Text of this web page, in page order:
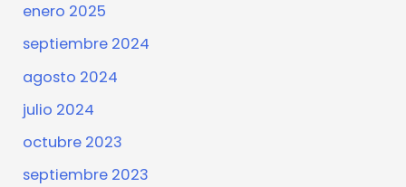
enero 2025
septiembre 2024
agosto 2024
julio 2024
octubre 2023
septiembre 2023